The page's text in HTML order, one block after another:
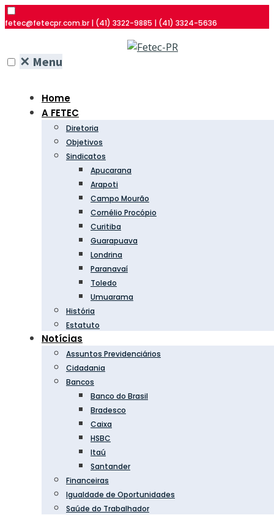
fetec@fetecpr.com.br | (41) 3322-9885 | (41) 3324-5636
✕ Menu
Home
A FETEC
Diretoria
Objetivos
Sindicatos
Apucarana
Arapoti
Campo Mourão
Cornélio Procópio
Curitiba
Guarapuava
Londrina
Paranavaí
Toledo
Umuarama
História
Estatuto
Notícias
Assuntos Previdenciários
Cidadania
Bancos
Banco do Brasil
Bradesco
Caixa
HSBC
Itaú
Santander
Financeiras
Igualdade de Oportunidades
Saúde do Trabalhador